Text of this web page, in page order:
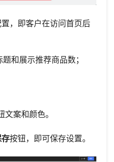
，即客户在访问首页后
和展示推荐商品数；
案和颜色。
按钮，即可保存设置。